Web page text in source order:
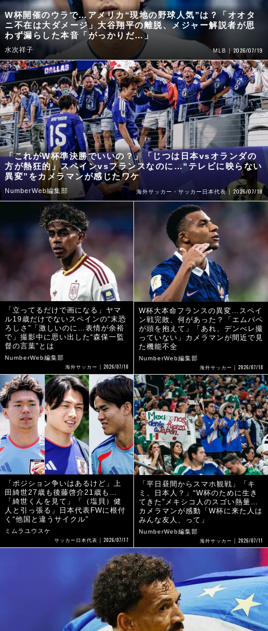
W杯開催のウラで…アメリカ“現地の野球人気”は？「オオタ
ニ不在は大ダメージ」大谷翔平の離脱、メジャー解説者が思
わず漏らした本音「がっかりだ…」
水次祥子 MLB 2026/07/19
「これがW杯準決勝でいいの？」「じつは日本vsオランダの
方が熱狂的」スペインvsフランスなのに…“テレビに映らない
異変”をカメラマンが感じたワケ
NumberWeb編集部 海外サッカー・サッカー日本代表 2026/07/18
「立ってるだけで画になる」ヤマ
ル19歳だけでないスペインの“末恐
ろしさ”「激しいのに…表情が余裕
で」撮影中に思い出した“森保一監
督の言葉”とは
NumberWeb編集部
海外サッカー 2026/07/18
W杯大本命フランスの異変…スペイ
ン戦完敗、何があった？「エムバペ
が頭を抱えて」「あれ、デンべレ撮
っていない」カメラマンが間近で見
た機能不全
NumberWeb編集部
海外サッカー 2026/07/18
「ポジション争いはあるけど」上
田綺世27歳も後藤啓介21歳も…
「綺世くんを見て」「（塩貝）健
人と引っ張る」日本代表FWに根付
く“他国と違うサイクル”
ミムラユウスケ
サッカー日本代表 2026/07/17
「平日昼間からスマホ観戦」「キ
ミ、日本人？」“W杯のために生き
てきた”メキシコ人のスゴい熱量…
カメラマンが感動「W杯に来た人は
みんな友人、って」
NumberWeb編集部
海外サッカー 2026/07/11